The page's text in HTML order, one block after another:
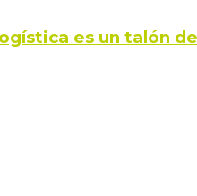
es un talón